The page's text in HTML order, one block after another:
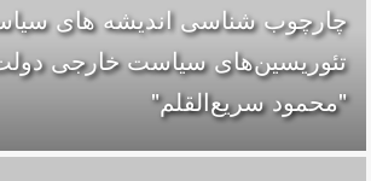
چارچوب شناسی اندیشه های
"محمود سریع‌القلم‌"